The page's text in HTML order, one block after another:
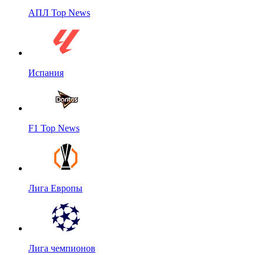
АПЛ Top News
Испания
F1 Top News
Лига Европы
Лига чемпионов